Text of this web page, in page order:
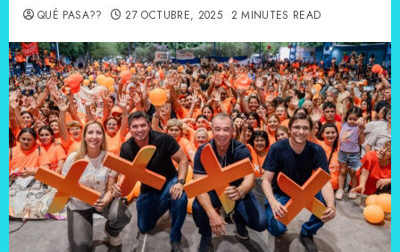
QUÉ PASA?? 27 OCTUBRE, 2025 2 MINUTES READ